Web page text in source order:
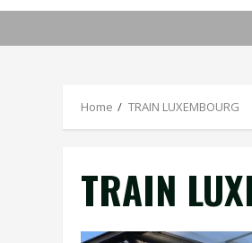
Home TRAIN LUXEMBOURG
TRAIN